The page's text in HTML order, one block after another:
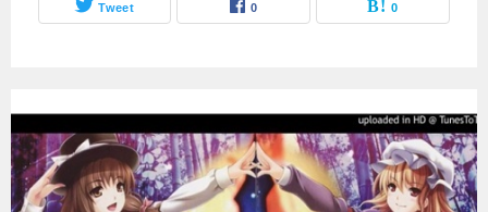
Tweet 0 0